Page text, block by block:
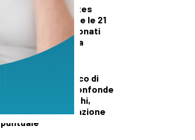
Nuoto, la Rari Nantes
Florentia raggiunge le 21
medaglie ai Campionati
italiani di categoria
DALLA TOSCANA
Sanità, duro attacco di
Tomasi a Giani: “Confonde
i tagli con gli sprechi,
serve una pianificazione
puntuale”